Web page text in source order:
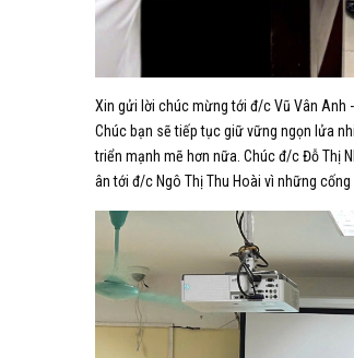
Xin gửi lời chúc mừng tới đ/c Vũ Vân Anh
Chúc bạn sẽ tiếp tục giữ vững ngọn lửa
triển mạnh mẽ hơn nữa. Chúc đ/c Đỗ Thị
ân tới đ/c Ngô Thị Thu Hoài vì những